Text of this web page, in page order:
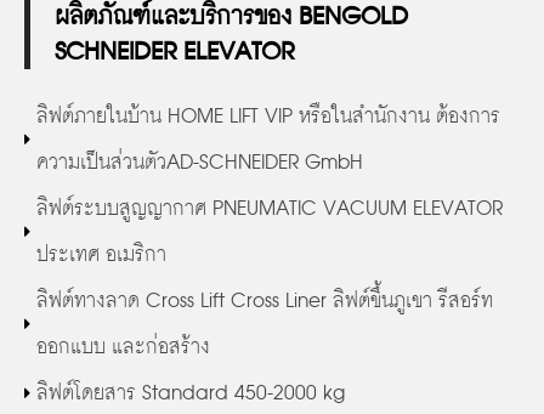
ผลิตภัณฑ์และบริการของ BENGOLD
SCHNEIDER ELEVATOR
ลิฟต์ภายในบ้าน HOME LIFT VIP หรือในสำนักงาน ต้องการ
ความเป็นส่วนตัวAD-SCHNEIDER GmbH
ลิฟต์ระบบสูญญากาศ PNEUMATIC VACUUM ELEVATOR
ประเทศ อเมริกา
ลิฟต์ทางลาด Cross Lift Cross Liner ลิฟต์ขึ้นภูเขา รีสอร์ท
ออกแบบ และก่อสร้าง
ลิฟต์โดยสาร Standard 450-2000 kg